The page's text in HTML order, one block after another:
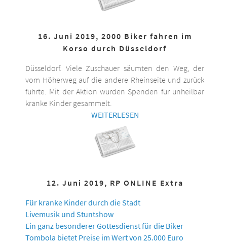
16. Juni 2019, 2000 Biker fahren im
Korso durch Düsseldorf
Düsseldorf. Viele Zuschauer säumten den Weg, der
vom Höherweg auf die andere Rheinseite und zurück
führte. Mit der Aktion wurden Spenden für unheilbar
kranke Kinder gesammelt.
WEITERLESEN
12. Juni 2019, RP ONLINE Extra
Für kranke Kinder durch die Stadt
Livemusik und Stuntshow
Ein ganz besonderer Gottesdienst für die Biker
Tombola bietet Preise im Wert von 25.000 Euro